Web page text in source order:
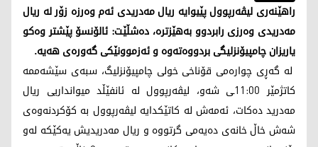
راهێنەری لیڤەرپوول پێیوایە ریال مەدریدی ئەم وەرزە زۆر لە ریال
مەدریدی وەرزی رابردوو بەهێزترە، دەشڵێت: ئالۆنسۆ پێشتر وەكو
یاریزان چامپیۆنزلیگی بردووەتەوە و ئەزموونێكی گەورەی هەیە.
له‌ گه‌ڕی چواره‌می قۆناخی خولی چامپیۆنزلیگ، سبەی سێشەممە
كاتژمێر 11:00ـی شەو، لیڤەرپوول له‌ ئانفێڵد میوانداریی ریال
مه‌درید ده‌كات، ئەمەش لە كاتێكدایە لیڤه‌رپوول به‌ كۆكردنه‌وه‌ی
شه‌ش خاڵ خانه‌ی ده‌یه‌می گرتووه‌ و ریال مه‌دریدیش یه‌كێكه‌ له‌و